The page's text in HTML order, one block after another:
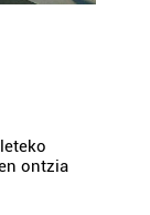
ontzia